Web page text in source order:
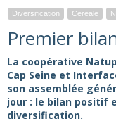
Diversification Cereale
Premier
La coopérative
Cap Seine et
son assemblée
jour : le bilan positif
diversification.